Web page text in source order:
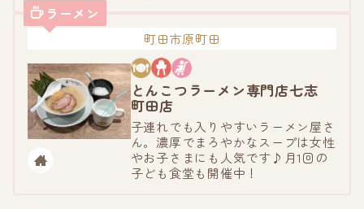
ラーメン
町田市原町田
とんこつラーメン専門店七志
町田店
子連れでも入りやすいラーメン屋さ
ん。濃厚でまろやかなスープは女性
やお子さまにも人気です♪月1回の
子ども食堂も開催中！